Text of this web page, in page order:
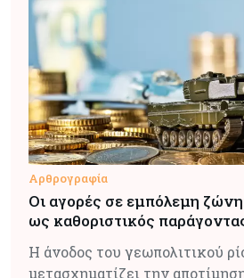
Αρθρογραφία
Οι αγορές σε εμπόλεμη
ως καθοριστικός
Η άνοδος του γεωπολιτικού
μετασχηματίζει την